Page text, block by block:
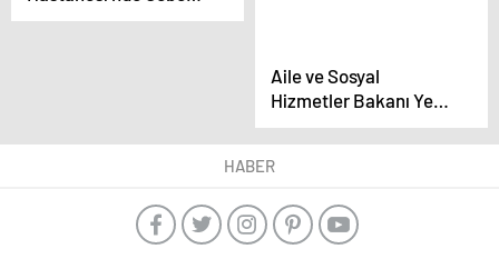
Okulu Eğitimleri
Aile ve Sosyal
Hizmetler Bakanı Yeni
Yılın İlk Bebeklerini
Ziyaret Etti
HABER